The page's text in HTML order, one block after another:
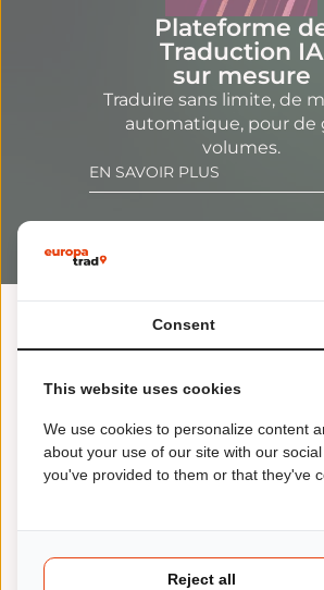
Plateforme
Traduction IA
sur mesure
Traduire sans limite, de
automatique, pour de
volumes.
EN SAVOIR PLUS
La traduction IA permet la
effectuées, qui
cumulent suivant la
Consent
This website uses cookies
We use cookies to personalize content
about your use of our site with our
you've provided to them or that they've
Reject all